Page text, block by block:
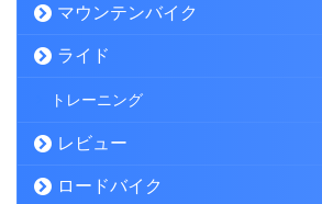
マウンテンバイク
ライド
トレーニング
レビュー
ロードバイク